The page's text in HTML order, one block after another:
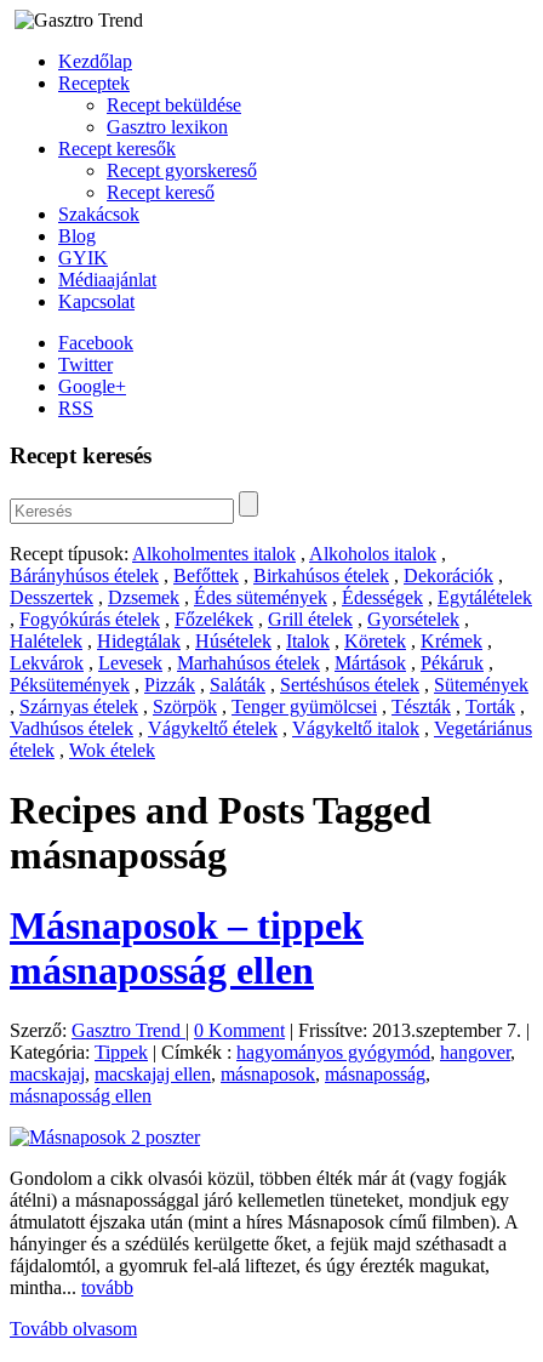
Kezdőlap
Receptek
Recept beküldése
Gasztro lexikon
Recept keresők
Recept gyorskereső
Recept kereső
Szakácsok
Blog
GYIK
Médiaajánlat
Kapcsolat
Facebook
Twitter
Google+
RSS
Recept keresés
Recept típusok: Alkoholmentes italok , Alkoholos italok ,
Bárányhúsos ételek , Befőttek , Birkahúsos ételek , Dekorációk ,
Desszertek , Dzsemek , Édes sütemények , Édességek , Egytálételek
, Fogyókúrás ételek , Főzelékek , Grill ételek , Gyorsételek ,
Halételek , Hidegtálak , Húsételek , Italok , Köretek , Krémek ,
Lekvárok , Levesek , Marhahúsos ételek , Mártások , Pékáruk ,
Péksütemények , Pizzák , Saláták , Sertéshúsos ételek , Sütemények
, Szárnyas ételek , Szörpök , Tenger gyümölcsei , Tészták , Torták ,
Vadhúsos ételek , Vágykeltő ételek , Vágykeltő italok , Vegetáriánus
ételek , Wok ételek
Recipes and Posts Tagged
másnaposság
Másnaposok – tippek
másnaposság ellen
Szerző: Gasztro Trend | 0 Komment | Frissítve: 2013.szeptember 7. |
Kategória: Tippek | Címkék : hagyományos gyógymód, hangover,
macskajaj, macskajaj ellen, másnaposok, másnaposság,
másnaposság ellen
Gondolom a cikk olvasói közül, többen élték már át (vagy fogják
átélni) a másnapossággal járó kellemetlen tüneteket, mondjuk egy
átmulatott éjszaka után (mint a híres Másnaposok című filmben). A
hányinger és a szédülés kerülgette őket, a fejük majd széthasadt a
fájdalomtól, a gyomruk fel-alá liftezet, és úgy érezték magukat,
mintha... tovább
Tovább olvasom